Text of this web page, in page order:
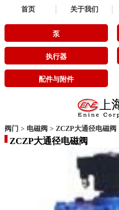
首页 关于我们
泵
执行器
配件与附件
阀门 > 电磁阀 > ZCZP大通径电磁阀
ZCZP大通径电磁阀